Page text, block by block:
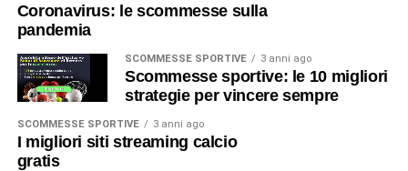
Coronavirus: le scommesse sulla
pandemia
SCOMMESSE SPORTIVE 3 anni ago
Scommesse sportive: le 10 migliori
strategie per vincere sempre
SCOMMESSE SPORTIVE 3 anni ago
I migliori siti streaming calcio
gratis